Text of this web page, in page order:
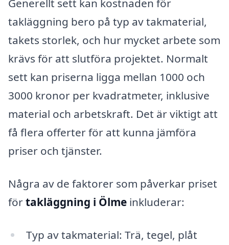
Generellt sett kan kostnaden för
takläggning bero på typ av takmaterial,
takets storlek, och hur mycket arbete som
krävs för att slutföra projektet. Normalt
sett kan priserna ligga mellan 1000 och
3000 kronor per kvadratmeter, inklusive
material och arbetskraft. Det är viktigt att
få flera offerter för att kunna jämföra
priser och tjänster.
Några av de faktorer som påverkar priset
förtakläggning i Ölme inkluderar:
Typ av takmaterial: Trä, tegel, plåt